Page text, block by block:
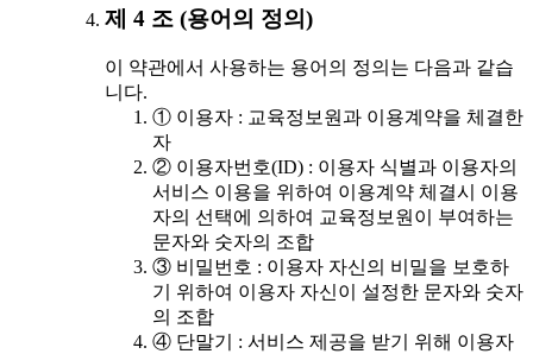
제 4 조 (용어의 정의)
이 약관에서 사용하는 용어의 정의는 다음과 같습
니다.
① 이용자 : 교육정보원과 이용계약을 체결한
자
② 이용자번호(ID) : 이용자 식별과 이용자의
서비스 이용을 위하여 이용계약 체결시 이용
자의 선택에 의하여 교육정보원이 부여하는
문자와 숫자의 조합
③ 비밀번호 : 이용자 자신의 비밀을 보호하
기 위하여 이용자 자신이 설정한 문자와 숫자
의 조합
④ 단말기 : 서비스 제공을 받기 위해 이용자